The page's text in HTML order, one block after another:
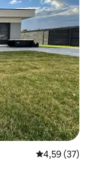
Évaluation
4,59 (37)